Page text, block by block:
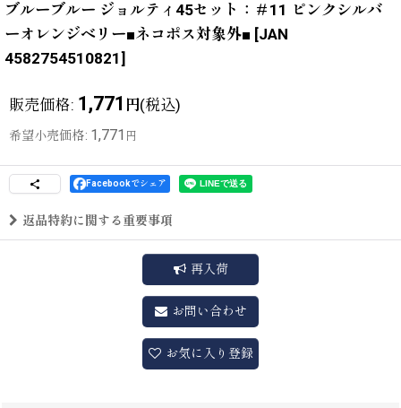
ブルーブルー ジョルティ45セット：＃11 ピンクシルバ
ーオレンジベリー■ネコポス対象外■ [JAN
4582754510821]
販売価格: 1,771 円(税込)
希望小売価格: 1,771 円
Facebookでシェア
返品特約に関する重要事項
再入荷
お問い合わせ
お気に入り登録